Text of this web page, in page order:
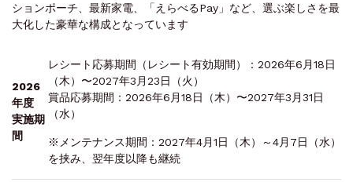
ションポーチ、最新家電、「えらべるPay」など、選ぶ楽しさを最
大化した豪華な構成となっています
2026
年度
実施期
間
レシート応募期間（レシート有効期間）：2026年6月18日
（木）〜2027年3月23日（火）
賞品応募期間：2026年6月18日（木）〜2027年3月31日
（水）
※メンテナンス期間：2027年4月1日（木）～4月7日（水）
を挟み、翌年度以降も継続